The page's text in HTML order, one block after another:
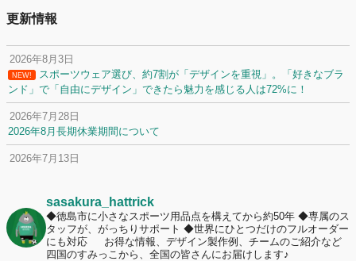
更新情報
2026年8月3日
NEW!
スポーツウェア選び、約7割が「デザインを重視」。「好きなブラ
ンド」で「自由にデザイン」できたら魅力を感じる人は72%に！
2026年7月28日
2026年8月長期休業期間について
2026年7月13日
2026年7月2日
名前入りユニフォームで子どもの自信が「プラスになった」と感じた保
護者は約67%！「やや高いと感じたが納得して購入した」と価値を実感
する声も32.7%に！
sasakura_hattrick
◆徳島市に小さなスポーツ用品点を構えてから約50年 ◆専属のス
タッフが、がっちりサポート ◆世界にひとつだけのフルオーダー
にも対応
お得な情報、デザイン製作例、チームのご紹介など
四国のすみっこから、全国の皆さんにお届けします♪